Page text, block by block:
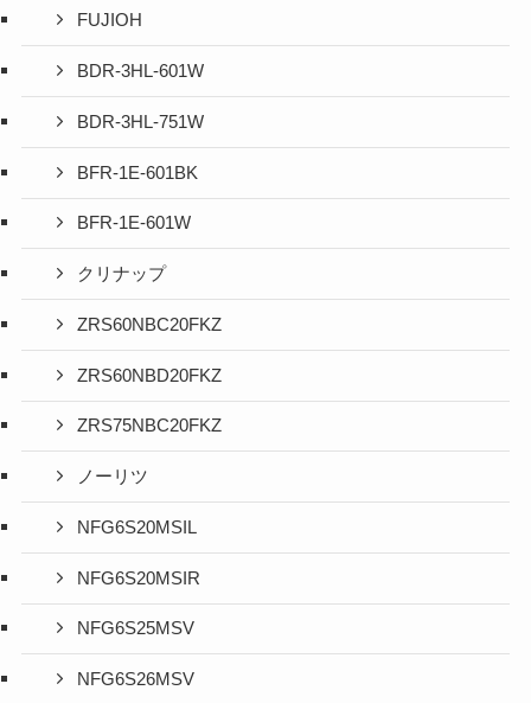
FUJIOH
BDR-3HL-601W
BDR-3HL-751W
BFR-1E-601BK
BFR-1E-601W
クリナップ
ZRS60NBC20FKZ
ZRS60NBD20FKZ
ZRS75NBC20FKZ
ノーリツ
NFG6S20MSIL
NFG6S20MSIR
NFG6S25MSV
NFG6S26MSV